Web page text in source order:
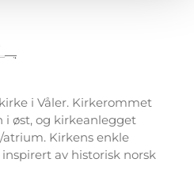
i Våler. Kirkerommet
i øst, og kirkeanlegget
Kirkens enkle
av historisk norsk